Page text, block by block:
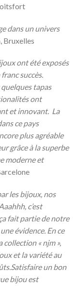
dans un univers
Bruxelles
ont été exposés
succès.
tapas
ont
et innovant. La
ce pays
plus agréable
grâce à la superbe
moderne et
les bijoux, nos
c’est
fait partie de notre
évidence. En ce
collection « njm »,
et la variété au
un bon
bijou est